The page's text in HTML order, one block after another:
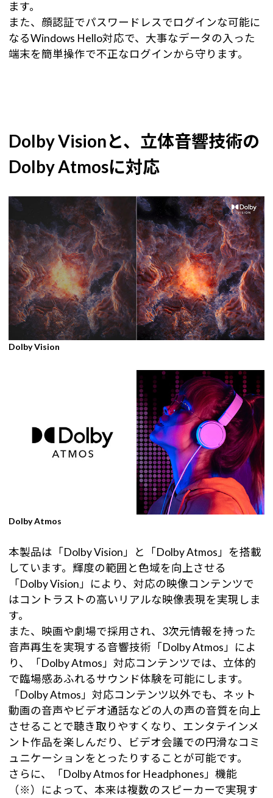
ます。
また、顔認証でパスワードレスでログインな可能に
なるWindows Hello対応で、大事なデータの入った
端末を簡単操作で不正なログインから守ります。
Dolby Visionと、立体音響技術の
Dolby Atmosに対応
Dolby Vision
Dolby Atmos
本製品は「Dolby Vision」と「Dolby Atmos」を搭載
しています。輝度の範囲と色域を向上させる
「Dolby Vision」により、対応の映像コンテンツで
はコントラストの高いリアルな映像表現を実現しま
す。
また、映画や劇場で採用され、3次元情報を持った
音声再生を実現する音響技術「Dolby Atmos」によ
り、「Dolby Atmos」対応コンテンツでは、立体的
で臨場感あふれるサウンド体験を可能にします。
「Dolby Atmos」対応コンテンツ以外でも、ネット
動画の音声やビデオ通話などの人の声の音質を向上
させることで聴き取りやすくなり、エンタテインメ
ント作品を楽しんだり、ビデオ会議での円滑なコミ
ュニケーションをとったりすることが可能です。
さらに、「Dolby Atmos for Headphones」機能
（※）によって、本来は複数のスピーカーで実現す